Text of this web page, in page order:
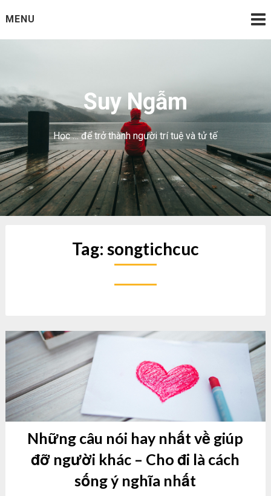
toMENU
Suy Ngẫm
Học … để trở thành người trí tuệ và tử tế
Tag: songtichcuc
Những câu nói hay nhất về giúp
đỡ người khác – Cho đi là cách
sống ý nghĩa nhất